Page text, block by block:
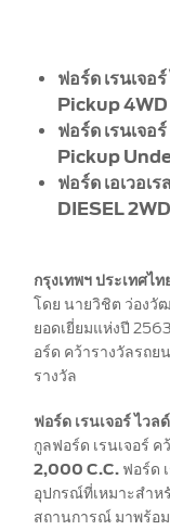
Fleet
ติดต่อเรา
Loyalty
Ford
โปรแกรม
คุ้มครอง
โปรแกรม
โปรแกรม
โปรแกรม
ระยะการ
แพ็กเกจเช็
โปรแกรม
ฟอร์ด เรนเจอ
Pickup
ฟอร์ด เรนเจอ
Pickup
ฟอร์ด เอเวอเ
DIESEL
กรุงเทพฯ ประเทศไ
โดย นายวิชิต ว่องวั
ยอดเยี่ยมแห่งปี
อร์ด คว้ารางวัลรถย
รางวัล
ฟอร์ด เรนเจอร์ ไวล
กูลฟอร์ด เรนเจอร์ ค
2,000 C.C. ฟอร์ด
อุปกรณ์ที่เหมาะสำห
สถานการณ์ มาพร้อ